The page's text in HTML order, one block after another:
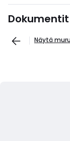
Näytä